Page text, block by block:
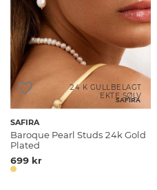
SAFIRA
24 K GULLBELAGT
EKTE SØLV
SAFIRA
Baroque Pearl Studs 24k Gold
Plated
699 kr